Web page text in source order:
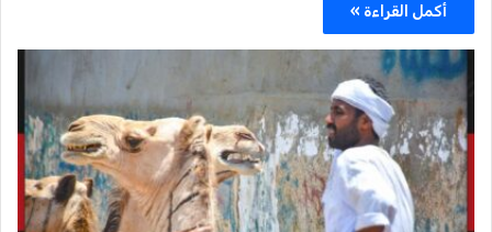
أكمل القراءة »